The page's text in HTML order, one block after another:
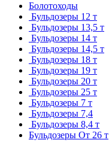
Болотоходы
Бульдозеры 12 т
Бульдозеры 13,5 т
Бульдозеры 14 т
Бульдозеры 14,5 т
Бульдозеры 18 т
Бульдозеры 19 т
Бульдозеры 20 т
Бульдозеры 25 т
Бульдозеры 7 т
Бульдозеры 7,4
Бульдозеры 8,4 т
Бульдозеры От 26 т